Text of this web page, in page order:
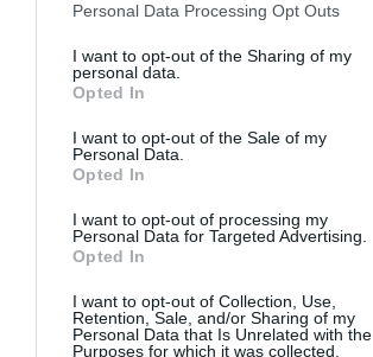
Personal Data Processing Opt Outs
I want to opt-out of the Sharing of my
personal data.
Opted In
I want to opt-out of the Sale of my
Personal Data.
Opted In
I want to opt-out of processing my
Personal Data for Targeted Advertising.
Opted In
I want to opt-out of Collection, Use,
Retention, Sale, and/or Sharing of my
Personal Data that Is Unrelated with the
Purposes for which it was collected.